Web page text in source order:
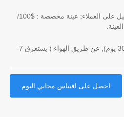
عينة جاهزة مجانًا, رسوم التوصيل على العملاء; عينة مخصصة : $100/
عن طريق البحر( يستغرق 25-30 يوم), عن طريق الهواء ( يستغرق 7-
احصل على اقتباس مجاني اليوم